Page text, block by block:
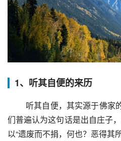
1、听其自便的来历
们普遍认为这句话是出自庄子
以“遗废而不捐，何也？恶得其